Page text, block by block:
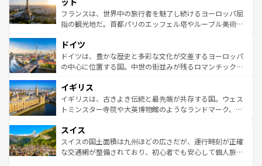
しい。
る。首都マドリードの洗練された雰囲気や、バルセロナの
アートに溢れた街角から、地方では古代ローマ遺跡や中世
せる。地方によって風土や気候が異なるスペインはその個
性で訪れる人を魅了する。 なお、新着のスペイン情報は コ
ンテンツ一覧を参照してほしい。
フランスは、世界中の旅行者を魅了し続けるヨーロッパ屈
指の観光地だ。首都パリのエッフェル塔やルーブル美術館
で、幅広い魅力が詰まっている。華麗な宮殿、歴史的な大
聖堂、美しいビーチ、そして豊かな自然が、訪れる者を心
から魅了する。また、フランスは美食の国としても知ら
いる。シャンパンの発祥地であるランス、プロヴァンスの
香り高いラベンダー畑など、多彩な楽しみ方が可能だ。さ
らに、パリ以外の地域にも魅力が溢れており、どの街角に
れる地方に足を運ぶとそれぞれで全く異なる文化を体験で
きるだろう。 なお、新着のフランス情報はコンテンツ一覧
を参照してほしい。
ドイツ
ドイツは、豊かな歴史と多彩な文化が交差するヨーロッパ
の中心に位置する国。中世の街並みが残るロマンチック街
顔を持つこの国は、どこを歩いても飽きることがない。ベ
ルリンの文化的活気、バイエルン州のアルプスの絶景、そ
してライン川沿いのワイン畑といった風景は必見。ビール
は、お酒好きな人にはぜひ体験してほしい。 なお、新着の
ドイツ情報はコンテンツ一覧を参照してほしい。
イギリス
イギリスは、古きよき伝統と最先端が共存する国。ウェス
トミンスター寺院や大英博物館のようなランドマーク、歴
リアごとに異なる魅力がある。また、優雅なアフタヌーン
ティー、ビール好きにはたまらない英国パブ、サッカー観
戦など、本場だからこそできる体験も豊富。イギリスを旅
スイス
スイスの国土面積は九州ほどの広さだが、運行時刻が正確
な交通網が整備されており、初心者でも安心して個人旅行